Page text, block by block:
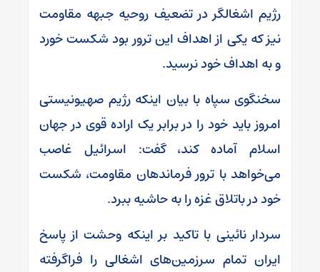
رژیم اشغالگر در تضعیف روحیه جبهه مقاومت
نیز که یکی از اهداف این ترور بود شکست خورد
و به اهداف خود نرسید.
سخنگوی سپاه با بیان اینکه رژیم صهیونیستی
امروز باید خود را در برابر یک اراده قوی در جهان
اسلام آماده کند، گفت: اسرائیل غاصب
می‌خواهد با ترور فرماندهان مقاومت، شکست
خود در باتلاق غزه را به حاشیه ببرد.
سردار نائینی با تاکید بر اینکه وحشت از پاسخ
ایران تمام سرزمین‌های اشغالی را فراگرفته